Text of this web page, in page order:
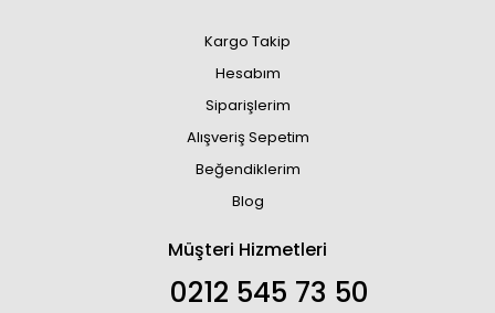
Kargo Takip
Hesabım
Siparişlerim
Alışveriş Sepetim
Beğendiklerim
Blog
Müşteri Hizmetleri
0212 545 73 50